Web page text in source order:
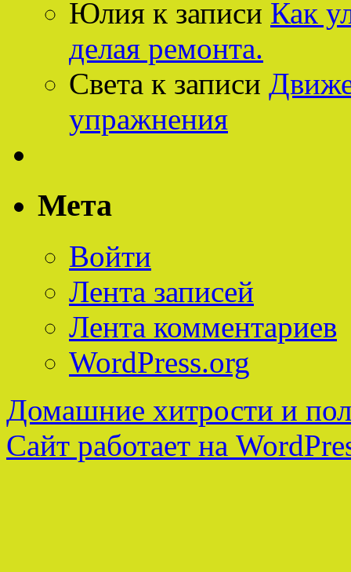
Юлия к записи Как
делая ремонта.
Света к записи
упражнения
Мета
Войти
Лента записей
Лента комментариев
WordPress.org
Домашние хитрости и
Сайт работает на